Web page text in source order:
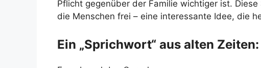
Pflicht gegenüber der Familie wichtiger ist.
die Menschen frei – eine interessante Idee, die
Ein „Sprichwort“ aus alten Zeiten: